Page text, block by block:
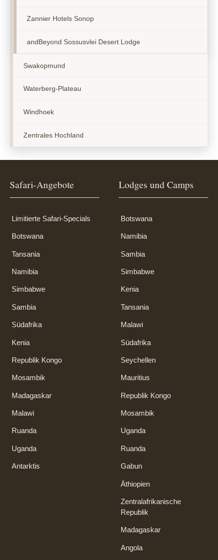
Zannier Hotels Sonop
andBeyond Sossusvlei Desert Lodge
Swakopmund
Waterberg-Plateau
Windhoek
Zentrales Hochland
Safari-Angebote
Limitierte Safari-Specials
Botswana
Tansania
Namibia
Simbabwe
Sambia
Südafrika
Kenia
Republik Kongo
Mosambik
Madagaskar
Malawi
Ruanda
Uganda
Antarktis
Lodges und Camps
Botswana
Namibia
Sambia
Simbabwe
Kenia
Tansania
Malawi
Südafrika
Seychellen
Mauritius
Republik Kongo
Mosambik
Uganda
Ruanda
Gabun
Äthiopien
Zentralafrikanische
Republik
Madagaskar
Angola